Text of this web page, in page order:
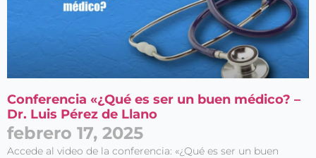
Conferencia «¿Qué es ser un buen médico? –
Dr. Luis Pérez de Llano
febrero 17, 2025
Accede al video de la conferencia: «¿Qué es ser un buen